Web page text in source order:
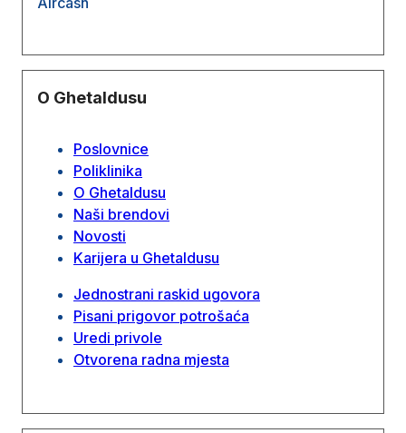
O Ghetaldusu
Poslovnice
Poliklinika
O Ghetaldusu
Naši brendovi
Novosti
Karijera u Ghetaldusu
Jednostrani raskid ugovora
Pisani prigovor potrošaća
Uredi privole
Otvorena radna mjesta